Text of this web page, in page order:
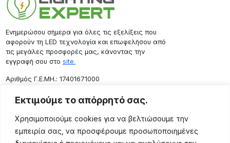
Εκτιμούμε το απόρρητό σας.
Χρησιμοποιούμε cookies για να βελτιώσουμε την
εμπειρία σας, να προσφέρουμε προσωποποιημένες
Ενημερώσου σήμερα για όλες τις εξελίξεις που
αφορούν τη LED τεχνολογία και επωφελήσου από
τις μεγάλες προσφορές μας, κάνοντας την
εγγραφή σου στο site.
Aριθμός Γ.Ε.ΜΗ.: 17401671000
Επικοινωνία
Ρόδου 133, Αθήνα 10443
(+30) 211 725 5427